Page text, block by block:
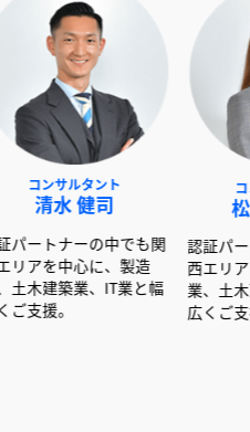
ント
中でも関
、製造
IT業と幅
コンサルタント
松本 美乃理
認証パートナーの中
西エリアを中心に、
業、土木建築業、IT
広くご支援。